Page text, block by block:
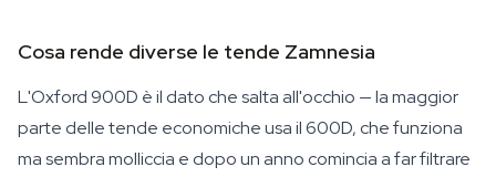
Cosa rende diverse le tende Zamnesia
L'Oxford 900D è il dato che salta all'occhio — la maggior
parte delle tende economiche usa il 600D, che funziona
ma sembra molliccia e dopo un anno comincia a far filtrare